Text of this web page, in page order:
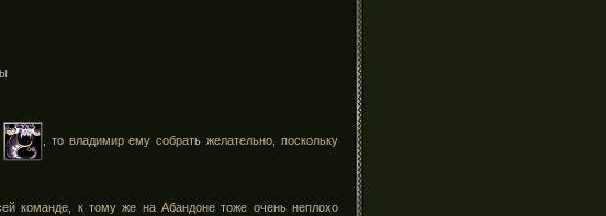
, то владимир ему собрать желательно, поскольку
команде, к тому же на Абандоне тоже очень неплохо